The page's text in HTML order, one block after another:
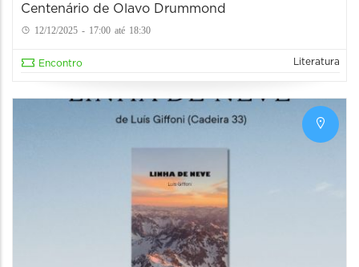
Centenário de Olavo Drummond
12/12/2025 - 17:00 até 18:30
Encontro Literatura